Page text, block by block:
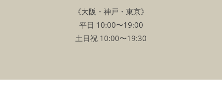
《大阪・神戸・東京》
平日 10:00〜19:00
土日祝 10:00〜19:30